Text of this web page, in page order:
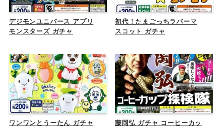
デジモンユニバース アプリ
モンスターズ ガチャ
初代！たまごっちラバーマ
スコット ガチャ
ワンワンとうーたん ガチャ
藤岡弘 ガチャ コーヒーカッ